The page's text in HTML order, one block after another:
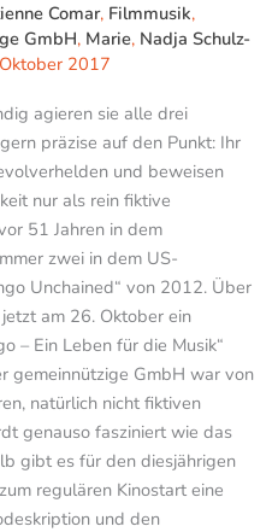
Comar, Filmmusik,
GmbH, Marie, Nadja Schulz-
2017
agieren sie alle drei
präzise auf den Punkt: Ihr
und beweisen
nur als rein fiktive
51 Jahren in dem
zwei in dem US-
Unchained“ von 2012. Über
am 26. Oktober ein
– Ein Leben für die Musik“
gemeinnützige GmbH war von
natürlich nicht fiktiven
genauso fasziniert wie das
gibt es für den diesjährigen
regulären Kinostart eine
und den